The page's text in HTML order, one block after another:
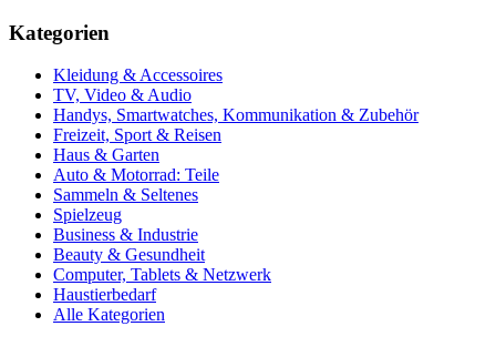
Kategorien
Kleidung & Accessoires
TV, Video & Audio
Handys, Smartwatches, Kommunikation & Zubehör
Freizeit, Sport & Reisen
Haus & Garten
Auto & Motorrad: Teile
Sammeln & Seltenes
Spielzeug
Business & Industrie
Beauty & Gesundheit
Computer, Tablets & Netzwerk
Haustierbedarf
Alle Kategorien